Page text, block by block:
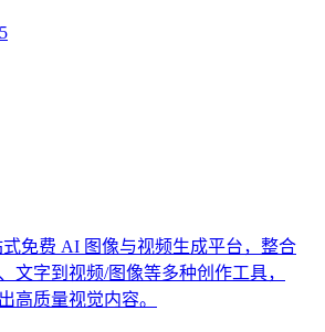
5
免费 AI 图像与视频生成平台，整合
文字到视频/图像等多种创作工具，
高质量视觉内容。